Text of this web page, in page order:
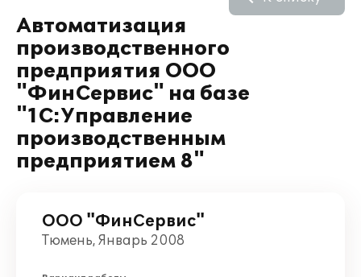
Автоматизация
производственного
предприятия ООО
"ФинСервис" на базе
"1С:Управление
производственным
предприятием 8"
ООО "ФинСервис"
Тюмень, Январь 2008